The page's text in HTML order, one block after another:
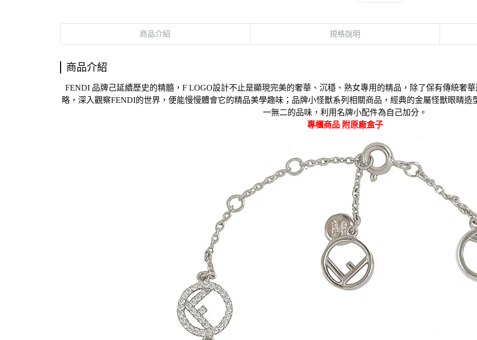
商品介紹 規格說明
商品介紹
FENDI 品牌己延續歷史的精髓，F LOGO設計不止是顯現完美的奢華、沉穩、熟女專用的精品，除了保有傳統奢
略，深入觀察FENDI的世界，便能慢慢體會它的精品美學趣味；品牌小怪獸系列相關商品，經典的金屬怪獸眼睛造
一無二的品味，利用名牌小配件為自己加分。
專櫃商品 附原廠盒子